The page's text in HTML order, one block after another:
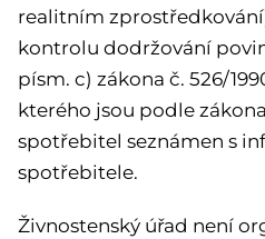
realitním
kontrolu dodržování
písm. c) zákona č. 526/
kterého jsou podle
spotřebitel seznámen s
spotřebitele.
Živnostenský úřad není